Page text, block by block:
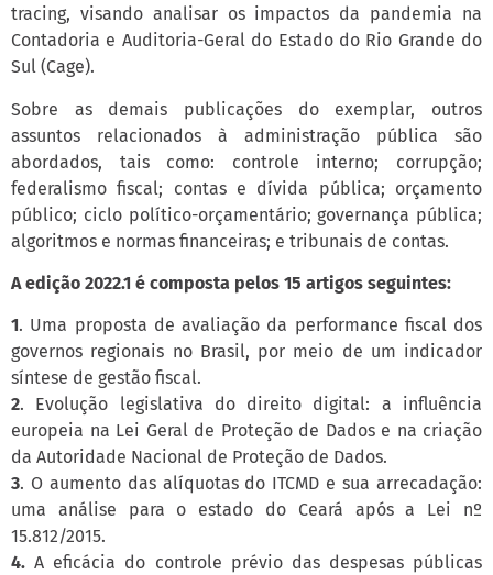
tracing, visando analisar os impactos da pandemia na
Contadoria e Auditoria-Geral do Estado do Rio Grande do
Sul (Cage).
Sobre as demais publicações do exemplar, outros
assuntos relacionados à administração pública são
abordados, tais como: controle interno; corrupção;
federalismo fiscal; contas e dívida pública; orçamento
público; ciclo político-orçamentário; governança pública;
algoritmos e normas financeiras; e tribunais de contas.
A edição 2022.1 é composta pelos 15 artigos seguintes:
1. Uma proposta de avaliação da performance fiscal dos
governos regionais no Brasil, por meio de um indicador
síntese de gestão fiscal.
2. Evolução legislativa do direito digital: a influência
europeia na Lei Geral de Proteção de Dados e na criação
da Autoridade Nacional de Proteção de Dados.
3. O aumento das alíquotas do ITCMD e sua arrecadação:
uma análise para o estado do Ceará após a Lei nº
15.812/2015.
4. A eficácia do controle prévio das despesas públicas